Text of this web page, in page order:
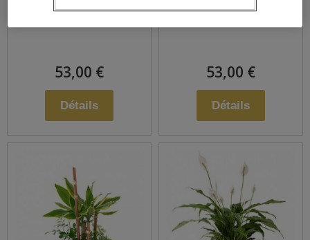
fleurs en hauteur
53,00 €
Détails
fleurs piquées
53,00 €
Détails